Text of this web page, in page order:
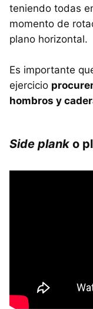
teniendo todas
momento de
plano horizontal.
Es importante
ejercicio
hombros y
Side plank o